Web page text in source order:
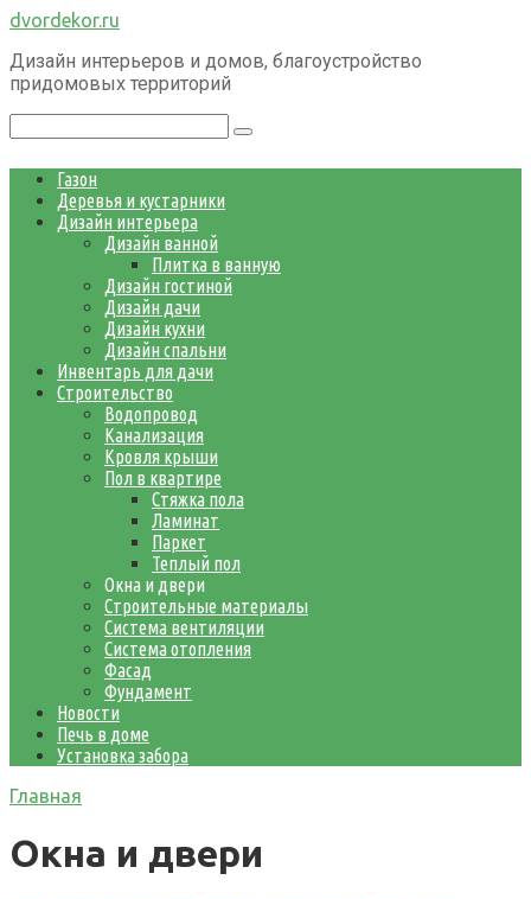
Перейти
контенту
dvordekor.ru
Дизайн интерьеров и домов, благоустройство
придомовых территорий
Газон
Деревья и кустарники
Дизайн интерьера
Дизайн ванной
Плитка в ванную
Дизайн гостиной
Дизайн дачи
Дизайн кухни
Дизайн спальни
Инвентарь для дачи
Строительство
Водопровод
Канализация
Кровля крыши
Пол в квартире
Стяжка пола
Ламинат
Паркет
Теплый пол
Окна и двери
Строительные материалы
Система вентиляции
Система отопления
Фасад
Фундамент
Новости
Печь в доме
Установка забора
Главная
Окна и двери